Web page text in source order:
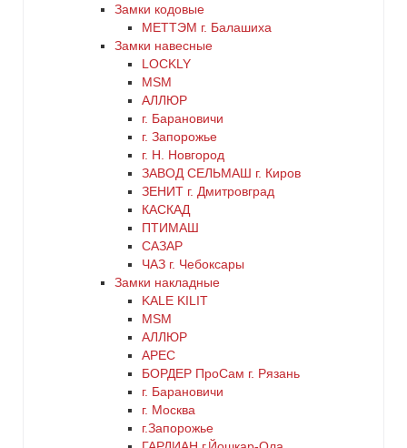
Замки кодовые
МЕТТЭМ г. Балашиха
Замки навесные
LOCKLY
MSM
АЛЛЮР
г. Барановичи
г. Запорожье
г. Н. Новгород
ЗАВОД СЕЛЬМАШ г. Киров
ЗЕНИТ г. Дмитровград
КАСКАД
ПТИМАШ
САЗАР
ЧАЗ г. Чебоксары
Замки накладные
KALE KILIT
MSM
АЛЛЮР
АРЕС
БОРДЕР ПроСам г. Рязань
г. Барановичи
г. Москва
г.Запорожье